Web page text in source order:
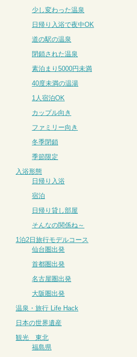
少し変わった温泉
日帰り入浴で夜中OK
道の駅の温泉
閉鎖された温泉
素泊まり5000円未満
40度未満の温湯
1人宿泊OK
カップル向き
ファミリー向き
冬季閉鎖
季節限定
入浴形態
日帰り入浴
宿泊
日帰り貸し部屋
そんなの関係ね～
1泊2日旅行モデルコース
仙台圏出発
首都圏出発
名古屋圏出発
大阪圏出発
温泉・旅行 Life Hack
日本の世界遺産
観光 東北
福島県